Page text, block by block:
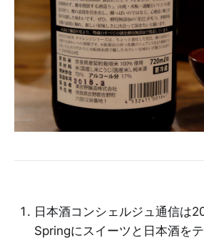
日本酒コンシェルジュ通信は
Springにスイーツと日本酒を